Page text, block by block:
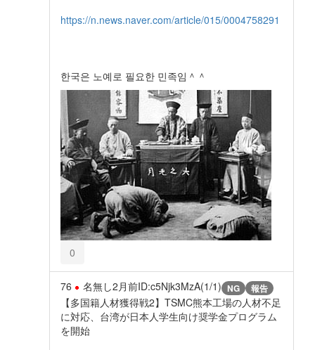
https://n.news.naver.com/article/015/0004758291
한국은 노예로 필요한 민족임＾＾
0
76 名無し2月前ID:c5Njk3MzA(1/1) NG 報告
【多国籍人材獲得戦2】TSMC熊本工場の人材不足
に対応、台湾が日本人学生向け奨学金プログラム
を開始